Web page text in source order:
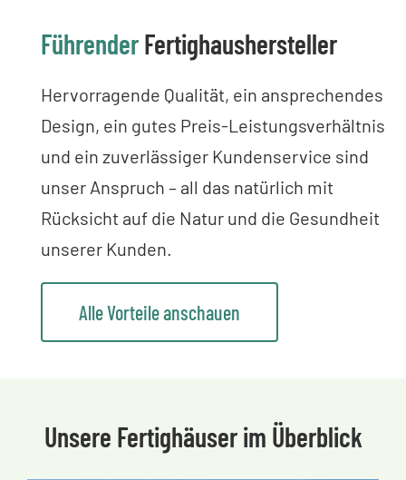
FührenderFertighaushersteller
Hervorragende Qualität, ein ansprechendes
Design, ein gutes Preis-Leistungsverhältnis
und ein zuverlässiger Kundenservice sind
unser Anspruch – all das natürlich mit
Rücksicht auf die Natur und die Gesundheit
unserer Kunden.
Alle Vorteile anschauen
Unsere Fertighäuser im Überblick